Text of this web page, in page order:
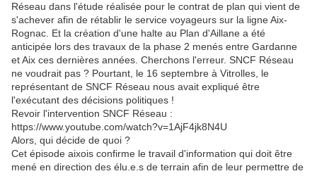
Réseau dans l'étude réalisée pour le contrat de plan qui vient de
s'achever afin de rétablir le service voyageurs sur la ligne Aix-
Rognac. Et la création d'une halte au Plan d'Aillane a été
anticipée lors des travaux de la phase 2 menés entre Gardanne
et Aix ces dernières années. Cherchons l'erreur. SNCF Réseau
ne voudrait pas ? Pourtant, le 16 septembre à Vitrolles, le
représentant de SNCF Réseau nous avait expliqué être
l'exécutant des décisions politiques !
Revoir l'intervention SNCF Réseau :
https://www.youtube.com/watch?v=1AjF4jk8N4U
Alors, qui décide de quoi ?
Cet épisode aixois confirme le travail d'information qui doit être
mené en direction des élu.e.s de terrain afin de leur permettre de